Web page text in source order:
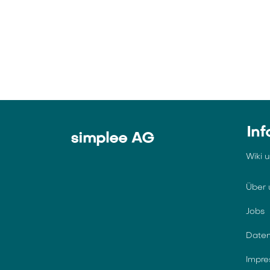
simplee AG
Wiki
Über
Jobs